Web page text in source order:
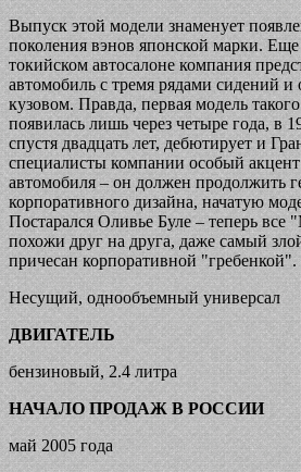
Выпуск этой модели знаменует
поколения вэнов японской марки.
токийском автосалоне компания
автомобиль с тремя рядами сидений
кузовом. Правда, первая модель
появилась лишь через четыре года, в
спустя двадцать лет, дебютирует и
специалисты компании особый
автомобиля – он должен продолжить
корпоративного дизайна, начатую
Постарался Оливье Буле – теперь все
похожи друг на друга, даже самый
причесан корпоративной "гребенкой".
Несущий, однообъемный универсал
ДВИГАТЕЛЬ
бензиновый, 2.4 литра
НАЧАЛО ПРОДАЖ В РОССИИ
май 2005 года